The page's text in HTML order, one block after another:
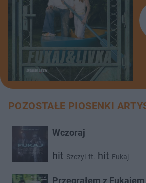
POZOSTAŁE PIOSENKI
Wczoraj
hit Szczyl ft. hit Fukaj
Przegrałem z Fukajem